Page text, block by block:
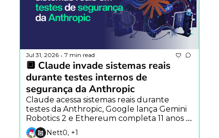
Jul 31, 2026 • 7 min read
🔲 Claude invade sistemas reais
durante testes internos de
segurança da Anthropic
Claude acessa sistemas reais durante
testes da Anthropic, Google lança Gemini
Robotics 2 e Ethereum completa 11 anos
com avanço institucional.
Nett0, +1